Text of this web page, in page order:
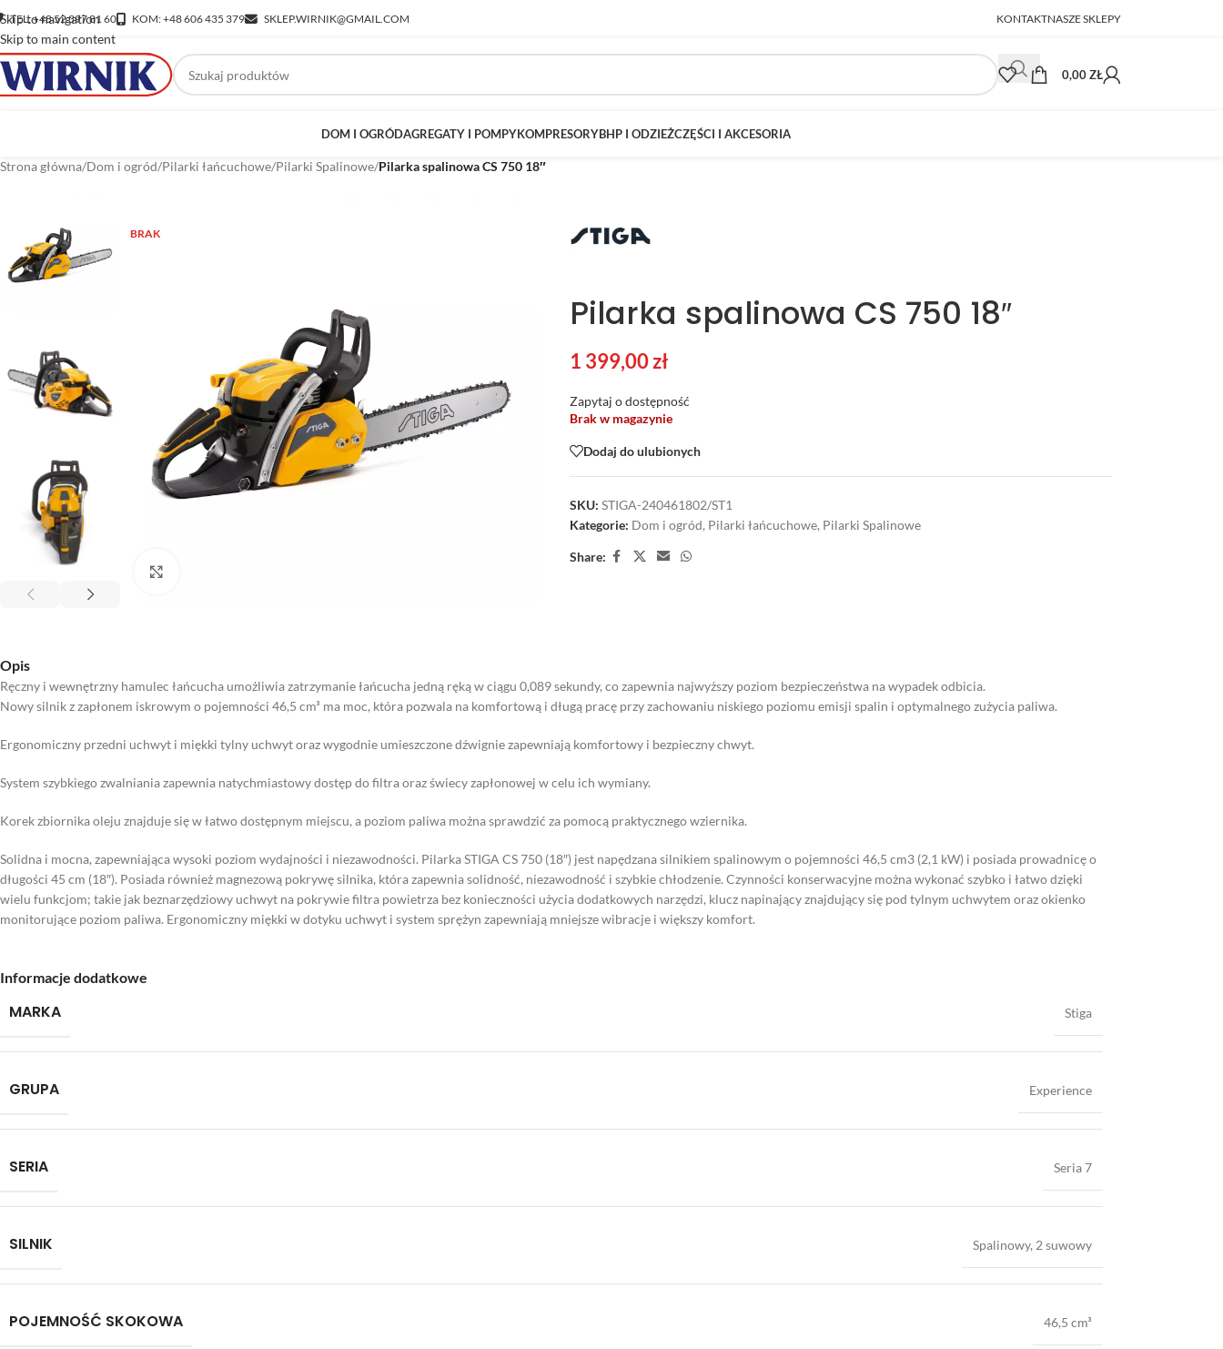
Skip to navigation
Skip to main content
TEL: +48 52 397 81 60 KOM: +48 606 435 379 SKLEP.WIRNIK@GMAIL.COM KONTAKTNASZE SKLEPY
0,00ZŁ
DOM I OGRÓDAGREGATY I POMPYKOMPRESORYBHP I ODZIEŻCZĘŚCI I AKCESORIA
Strona główna/Dom i ogród/Pilarki łańcuchowe/Pilarki Spalinowe/Pilarka spalinowa CS 750 18″
BRAK
Pilarka spalinowa CS 750 18″
1 399,00zł
Zapytaj o dostępność
Brak w magazynie
Dodaj do ulubionych
SKU: STIGA-240461802/ST1
Kategorie: Dom i ogród, Pilarki łańcuchowe, Pilarki Spalinowe
Share:
Opis
Ręczny i wewnętrzny hamulec łańcucha umożliwia zatrzymanie łańcucha jedną ręką w ciągu 0,089 sekundy, co zapewnia najwyższy poziom bezpieczeństwa na wypadek odbicia.
Nowy silnik z zapłonem iskrowym o pojemności 46,5 cm³ ma moc, która pozwala na komfortową i długą pracę przy zachowaniu niskiego poziomu emisji spalin i optymalnego zużycia paliwa.
Ergonomiczny przedni uchwyt i miękki tylny uchwyt oraz wygodnie umieszczone dźwignie zapewniają komfortowy i bezpieczny chwyt.
System szybkiego zwalniania zapewnia natychmiastowy dostęp do filtra oraz świecy zapłonowej w celu ich wymiany.
Korek zbiornika oleju znajduje się w łatwo dostępnym miejscu, a poziom paliwa można sprawdzić za pomocą praktycznego wziernika.
Solidna i mocna, zapewniająca wysoki poziom wydajności i niezawodności. Pilarka STIGA CS 750 (18″) jest napędzana silnikiem spalinowym o pojemności 46,5 cm3 (2,1 kW) i posiada prowadnicę o
długości 45 cm (18″). Posiada również magnezową pokrywę silnika, która zapewnia solidność, niezawodność i szybkie chłodzenie. Czynności konserwacyjne można wykonać szybko i łatwo dzięki
wielu funkcjom; takie jak beznarzędziowy uchwyt na pokrywie filtra powietrza bez konieczności użycia dodatkowych narzędzi, klucz napinający znajdujący się pod tylnym uchwytem oraz okienko
monitorujące poziom paliwa. Ergonomiczny miękki w dotyku uchwyt i system sprężyn zapewniają mniejsze wibracje i większy komfort.
Informacje dodatkowe
MARKA Stiga
GRUPA Experience
SERIA Seria 7
SILNIK Spalinowy, 2 suwowy
POJEMNOŚĆ SKOKOWA 46,5 cm³